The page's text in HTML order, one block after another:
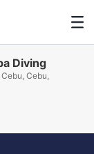
Diving
Cebu,